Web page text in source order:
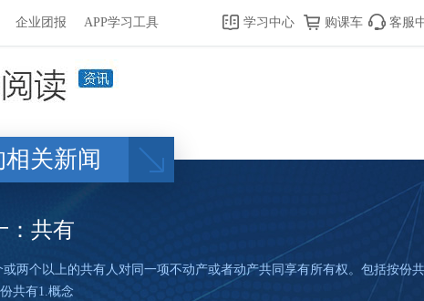
企业团报 APP学习工具 学习中心 购课车 客服
相关新闻
：共有
个以上的共有人对同一项不动产或者动产共同享有所有权。包括按份
共有1.概念